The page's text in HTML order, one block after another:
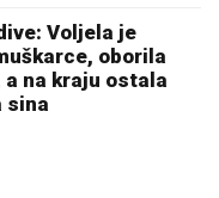
Voljela je
oborila
a na kraju ostala
sina